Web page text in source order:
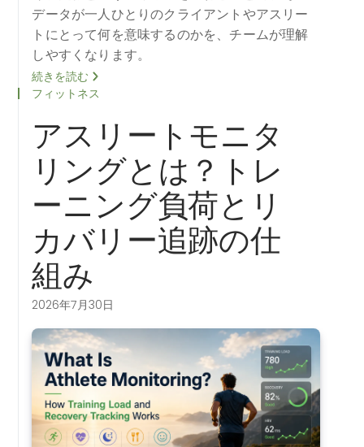
データが一人ひとりのクライアントやアスリー
トにとって何を意味するのかを、チームが理解
しやすくなります。
続きを読む
フィットネス
アスリートモニタ
リングとは？トレ
ーニング負荷とリ
カバリー追跡の仕
組み
2026年7月30日